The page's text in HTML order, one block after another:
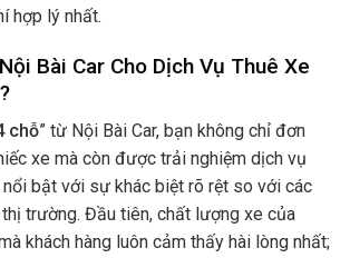
hợp lý nhất.
Bài Car Cho Dịch Vụ Thuê Xe
chỗ” từ Nội Bài Car, bạn không chỉ đơn
xe mà còn được trải nghiệm dịch vụ
bật với sự khác biệt rõ rệt so với các
trường. Đầu tiên, chất lượng xe của
khách hàng luôn cảm thấy hài lòng nhất;